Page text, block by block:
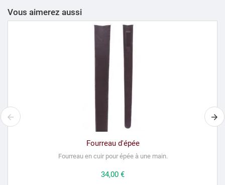
Vous aimerez aussi
Fourreau d'épée
Fourreau en cuir pour épée à une main.
Prix
34,00 €